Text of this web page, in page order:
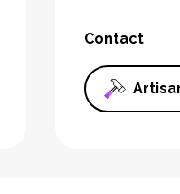
Contact